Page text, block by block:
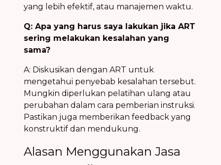
yang lebih efektif, atau manajemen waktu.
Q: Apa yang harus saya lakukan jika ART
sering melakukan kesalahan yang
sama?
A: Diskusikan dengan ART untuk
mengetahui penyebab kesalahan tersebut.
Mungkin diperlukan pelatihan ulang atau
perubahan dalam cara pemberian instruksi.
Pastikan juga memberikan feedback yang
konstruktif dan mendukung.
Alasan Menggunakan Jasa